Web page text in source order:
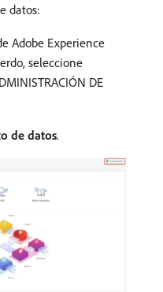
datos:
Adobe Experience
seleccione
DE
de datos.